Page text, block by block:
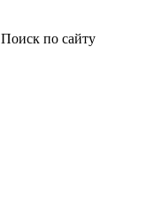
Поиск по сайту